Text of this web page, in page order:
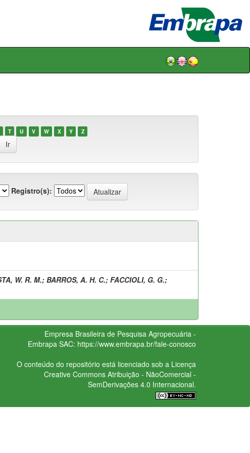
T U V W X Y Z
Registro(s):
W. R. M.; BARROS, A. H. C.; FACCIOLI, G. G.;
Empresa Brasileira de Pesquisa Agropecuária -
Embrapa SAC: https://www.embrapa.br/fale-conosco
O conteúdo do repositório está licenciado sob a Licença
Creative CommonsAtribuição - NãoComercial -
SemDerivações 4.0 Internacional.